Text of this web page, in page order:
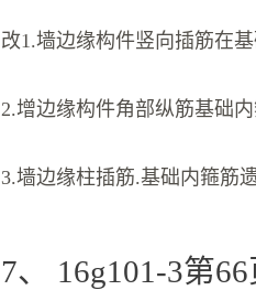
改1.墙边缘构件竖向插筋在
2.增边缘构件角部纵筋基础内
3.墙边缘柱插筋.基础内箍筋遗
7、 16g101-3第66